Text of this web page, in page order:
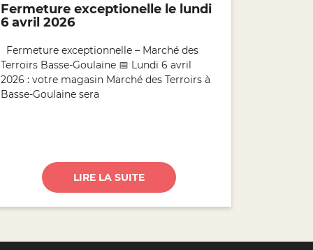
Fermeture exceptionelle le lundi
6 avril 2026
Fermeture exceptionnelle – Marché des
Terroirs Basse-Goulaine 📅 Lundi 6 avril
2026 : votre magasin Marché des Terroirs à
Basse-Goulaine sera
LIRE LA SUITE